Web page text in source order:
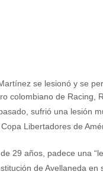
colombiano de Racing,
sufrió una lesión
Libertadores de
29 años, padece una
de Avellaneda